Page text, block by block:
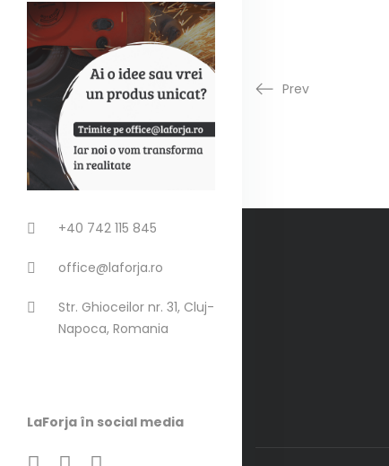
+40 742 115 845
office@laforja.ro
Str. Ghioceilor nr. 31, Cluj-
Napoca, Romania
LaForja în social media
Prev